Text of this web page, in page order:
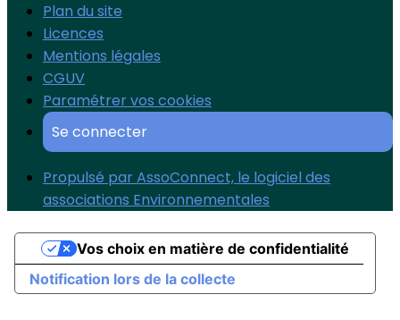
Plan du site
Licences
Mentions légales
CGUV
Paramétrer vos cookies
Se connecter
Propulsé par AssoConnect, le logiciel des
associations Environnementales
Notification lors de la collecte
Vos choix en matière de confidentialité